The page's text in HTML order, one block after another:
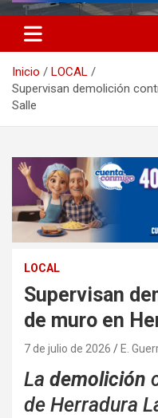
Inicio
LOCAL
Supervisan demolición
Salle
LOCAL
Supervisan
de muro en
7 de julio de 2026 E.
La demolición
de Herradura